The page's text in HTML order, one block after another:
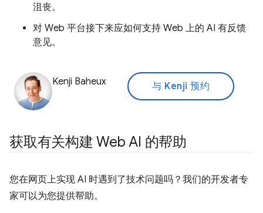
沮丧。
对 Web 平台接下来应如何支持 Web 上的 AI 有反馈
意见。
Kenji Baheux 与 Kenji 预约
获取有关构建 Web AI 的帮助
您在网页上实现 AI 时遇到了技术问题吗？我们的开发者专
家可以为您提供帮助。